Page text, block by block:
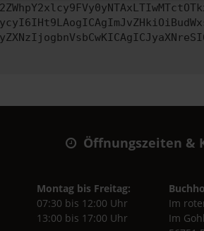
Öffnungszeiten &
Montag bis Freitag:
07:30 bis 12:00 Uhr
13:00 bis 17:00 Uhr
Im
Im